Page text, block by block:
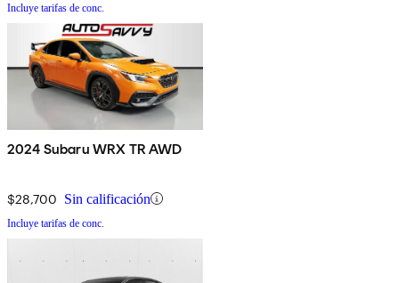
Incluye tarifas de conc.
2024 Subaru WRX TR AWD
$28,700 Sin calificación
Incluye tarifas de conc.